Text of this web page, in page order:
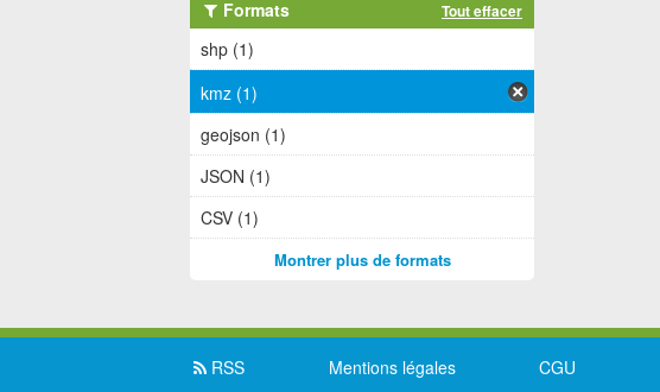
Formats Tout effacer
shp (1)
kmz (1)
geojson (1)
JSON (1)
CSV (1)
Montrer plus de formats
RSS Mentions légales CGU